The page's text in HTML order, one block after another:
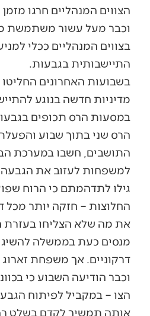
הצווים המנהליים חרגו
וכבר מעל עשור משתמשת
בצווים המנהליים ככלי
התיישבותית בגבעות.
בשבועות האחרונים
מדיניות חדשה בנוגע
במסעות הרס תכופים
הרס שני בתוך שבוע
התושבים, חשבו במערכת
למשפחות לעזוב את הגבעה
גילו לתדהמתם כי הרוח
החלוצות – חזקה יותר מכל
את מה שלא הצליחו בעזרת
מנסים כעת בממשלה
דרקוניים. אך משפחת
וכבר הודיעה השבוע כי
הצו – במקביל לפיתוח
אותה תמשיך לקדם בשלט